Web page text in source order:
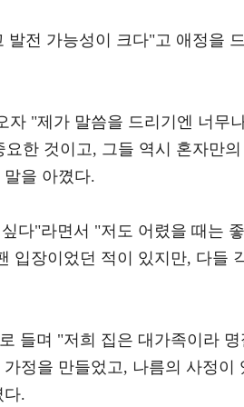
발전 가능성이 크다"고 애정을 드
자 "제가 말씀을 드리기엔 너무
한 것이고, 그들 역시 혼자만의
을 아꼈다.
다"라면서 "저도 어렸을 때는 좋
입장이었던 적이 있지만, 다들
들며 "저희 집은 대가족이라 명
정을 만들었고, 나름의 사정이
다.